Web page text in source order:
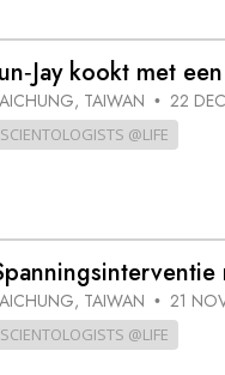
kookt met
TAIWAN • 22
SCIENTOLOGISTS @LIFE
TAIWAN • 21
SCIENTOLOGISTS @LIFE